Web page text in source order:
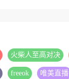
火柴人至高对决
freeok 唯美直播